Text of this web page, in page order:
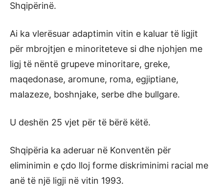
Shqipërinë.
Ai ka vlerësuar adaptimin vitin e kaluar të ligjit
për mbrojtjen e minoriteteve si dhe njohjen me
ligj të nëntë grupeve minoritare, greke,
maqedonase, aromune, roma, egjiptiane,
malazeze, boshnjake, serbe dhe bullgare.
U deshën 25 vjet për të bërë këtë.
Shqipëria ka aderuar në Konventën për
eliminimin e çdo lloj forme diskriminimi racial me
anë të një ligji në vitin 1993.